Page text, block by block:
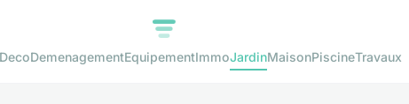
DemenagementEquipementImmoJardinMaisonPiscineTravaux